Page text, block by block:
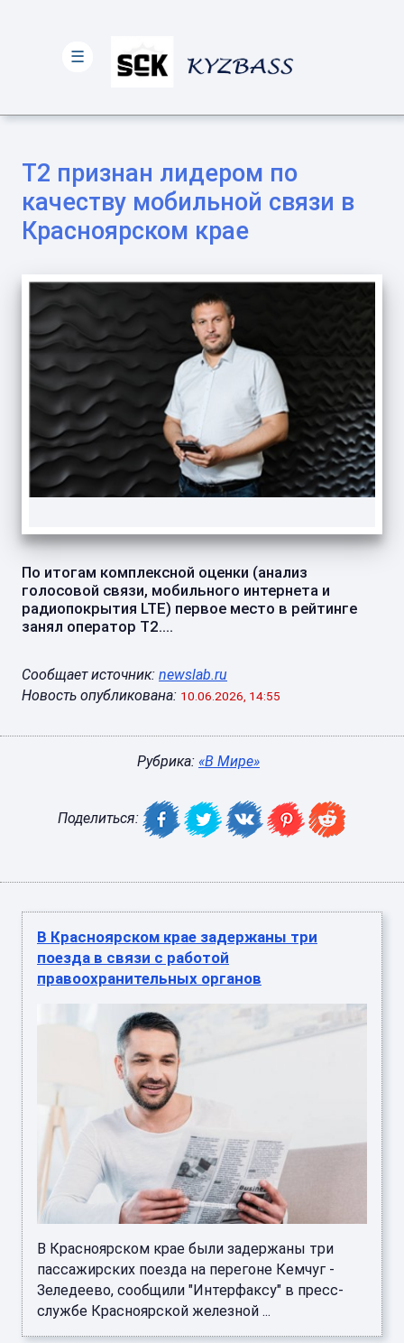
Т2 признан лидером по
качеству мобильной связи в
Красноярском крае
По итогам комплексной оценки (анализ
голосовой связи, мобильного интернета и
радиопокрытия LTE) первое место в рейтинге
занял оператор Т2....
Сообщает источник: newslab.ru
Новость опубликована: 10.06.2026, 14:55
Рубрика: «В Мире»
Поделиться:
В Красноярском крае задержаны три
поезда в связи с работой
правоохранительных органов
В Красноярском крае были задержаны три
пассажирских поезда на перегоне Кемчуг -
Зеледеево, сообщили "Интерфаксу" в пресс-
службе Красноярской железной ...
☰